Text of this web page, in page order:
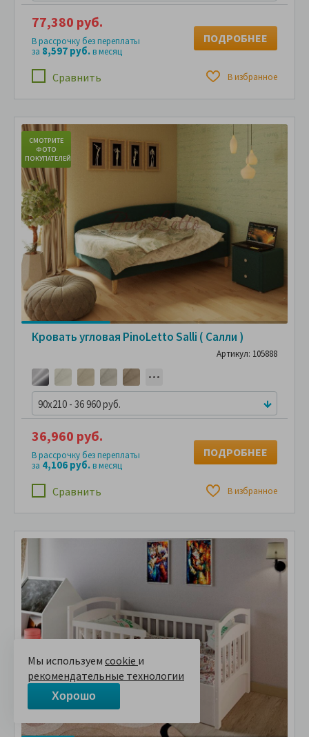
Сравнить В избранное
77,380 руб.
В рассрочку без переплаты
за 8,597 руб.в месяц
ПОДРОБНЕЕ
СМОТРИТЕ
ФОТО
ПОКУПАТЕЛЕЙ
Кровать угловая PinoLetto Salli ( Салли )
Артикул: 105888
90x210 - 36 960 руб.
Сравнить В избранное
36,960 руб.
В рассрочку без переплаты
за 4,106 руб.в месяц
ПОДРОБНЕЕ
Мы используем cookie и
рекомендательные технологии
Хорошо